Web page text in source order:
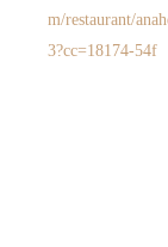
m/restaurant/
3?cc=18174-54f